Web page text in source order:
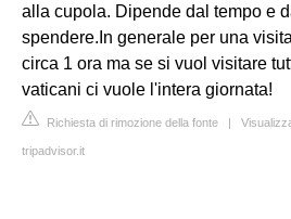
alla cupola. Dipende dal tempo e
spendere.In generale per una
circa 1 ora ma se si vuol visitare
vaticani ci vuole l'intera giornata!
Richiesta di rimozione della fonte |
tripadvisor.it